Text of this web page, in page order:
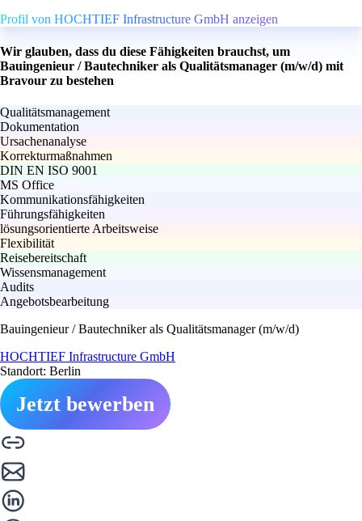
Profil von HOCHTIEF Infrastructure GmbH anzeigen
Wir glauben, dass du diese Fähigkeiten brauchst, um
Bauingenieur / Bautechniker als Qualitätsmanager (m/w/d) mit
Bravour zu bestehen
Qualitätsmanagement
Dokumentation
Ursachenanalyse
Korrekturmaßnahmen
DIN EN ISO 9001
MS Office
Kommunikationsfähigkeiten
Führungsfähigkeiten
lösungsorientierte Arbeitsweise
Flexibilität
Reisebereitschaft
Wissensmanagement
Audits
Angebotsbearbeitung
Bauingenieur / Bautechniker als Qualitätsmanager (m/w/d)
HOCHTIEF Infrastructure GmbH
Standort: Berlin
Jetzt bewerben